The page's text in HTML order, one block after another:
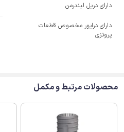
دارای دریل لیندرمن
دارای درایور مخصوص قطعات
پروتزی
محصولات مرتبط و مکمل